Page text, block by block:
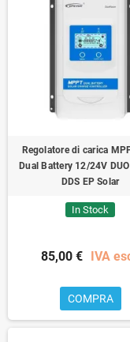
Regolatore di carica
Dual Battery 12/24V
DDS EP Solar
In Stock
85,00 € IVA
COMPRA